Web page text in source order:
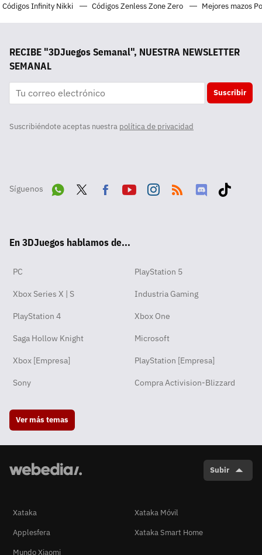
Códigos Infinity Nikki
Códigos Zenless Zone Zero Mejores mazos
RECIBE "3DJuegos Semanal", NUESTRA NEWSLETTER
SEMANAL
Suscribir
Suscribiéndote aceptas nuestra política de privacidad
Síguenos
pp
ok
En 3DJuegos hablamos de...
PC PlayStation 5
Xbox Series X | S Industria Gaming
PlayStation 4 Xbox One
Saga Hollow Knight Microsoft
Xbox [Empresa] PlayStation [Empresa]
Sony Compra Activision-Blizzard
Ver más temas
Subir
Xataka
Xataka Móvil
Applesfera
Xataka Smart Home
Mundo Xiaomi